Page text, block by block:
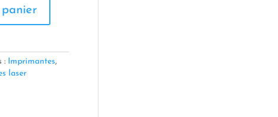
: Imprimantes,
laser